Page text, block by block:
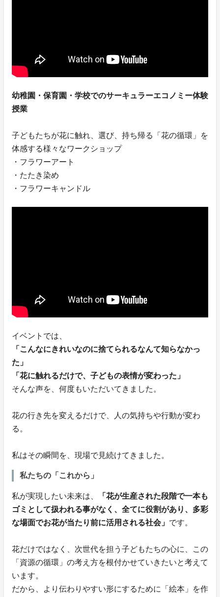
幼稚園・保育園・学校でのサーキュラーエコノミー体験
授業
子どもたちが花に触れ、選び、持ち帰る「花の循環」を
体感する様々なワークショップ
・フラワーアート
・たたき染め
・フラワーキャンドル
イベントでは、
「こんなにきれいなのに捨てられるなんて知らなかっ
た」
「花に触れるだけで、子どもの表情が変わった」
そんな声を、何度もいただいてきました。
花の行き先を変えるだけで、人の気持ちや行動が変わ
る。
私はその瞬間を、現場で見続けてきました。
私たちの「これから」
私が実現したい未来は、
「花が生産された段階で一本も
ゴミとして扱われる事がなく、全てに役割があり、多彩
な場面でお花が当たり前に活用される社会」 です。
花だけではなく、次世代を担う子どもたちの心に、この
「資源の循環」の考え方を根付かせていきたいと考えて
います。
だから、より伝わりやすい形にするために「絵本」を作